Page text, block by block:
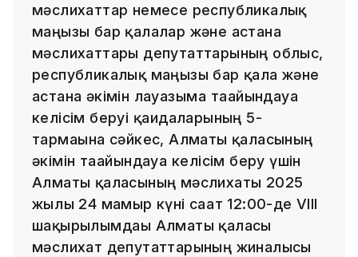
мәслихаттар немесе республикалық
маңызы бар қалалар және астана
мәслихаттары депутаттарының облыс,
республикалық маңызы бар қала және
астана әкімін лауазымға тағайындауға
келісім беруі қағидаларының 5-
тармағына сәйкес, Алматы қаласының
әкімін тағайындауға келісім беру үшін
Алматы қаласының мәслихаты 2025
жылғы 24 мамыр күні сағат 12:00-де VIII
шақырылымдағы Алматы қаласы
мәслихат депутаттарының жиналысы